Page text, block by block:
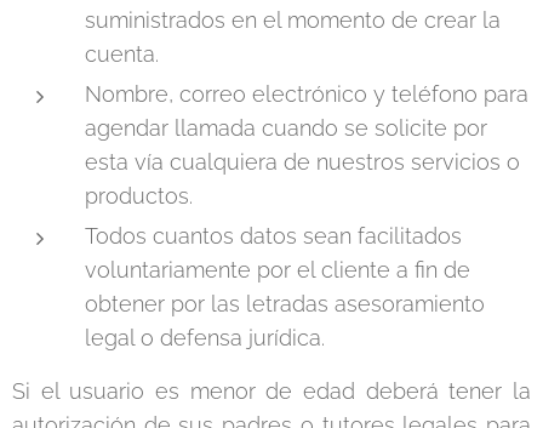
suministrados en el momento de crear la
cuenta.
Nombre, correo electrónico y teléfono para
agendar llamada cuando se solicite por
esta vía cualquiera de nuestros servicios o
productos.
Todos cuantos datos sean facilitados
voluntariamente por el cliente a fin de
obtener por las letradas asesoramiento
legal o defensa jurídica.
Si el usuario es menor de edad deberá tener la